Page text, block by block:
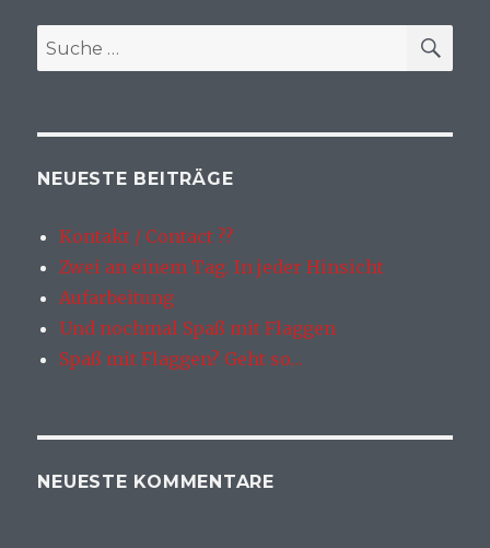
Suche
nach:
NEUESTE BEITRÄGE
Kontakt / Contact ??
Zwei an einem Tag. In jeder Hinsicht
Aufarbeitung
Und nochmal Spaß mit Flaggen
Spaß mit Flaggen? Geht so…
NEUESTE KOMMENTARE